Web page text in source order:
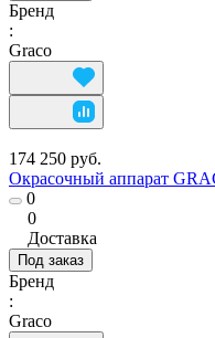
Бренд
:
Graco
174 250 руб.
Окрасочный аппарат
0
0
Доставка
Под заказ
Бренд
:
Graco